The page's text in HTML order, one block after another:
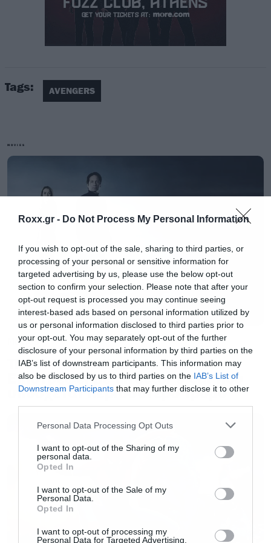
Roxx.gr - Do Not Process My Personal Information
If you wish to opt-out of the sale, sharing to third parties, or
processing of your personal or sensitive information for
targeted advertising by us, please use the below opt-out
section to confirm your selection. Please note that after your
opt-out request is processed you may continue seeing
interest-based ads based on personal information utilized by
us or personal information disclosed to third parties prior to
your opt-out. You may separately opt-out of the further
disclosure of your personal information by third parties on the
IAB’s list of downstream participants. This information may
also be disclosed by us to third parties on the IAB’s List of
Downstream Participants that may further disclose it to other
Please note that this website/app uses one or more Google
not limited to your visit or usage behaviour. You may click to
grant or deny consent to Google and its third-party tags to
use your data for below specified purposes in below Google
consent section.
Personal Data Processing Opt Outs
I want to opt-out of the Sharing of my
personal data.
Opted In
I want to opt-out of the Sale of my
Personal Data.
Opted In
I want to opt-out of processing my
Personal Data for Targeted Advertising.
«Μέσα στα πρώτα πέντε λεπτά του Infinity War,
o κόσμος θα καταλάβει το γιατί ο Thanos είναι ο
μεγαλύτερος και χειρότερος εχθρός στην ιστορία
μας σύμπαντος»δήλωσε ο Kevin Fiege.
«Κάνουμε μικρά teaser για τον Thanos από την
πρώτη ταινία των Avengers. Στο τέλος εκείνης
της ταινίας γυρίζει την καρέκλα του και
καταλαβαίνεις ότι κακό έρχεται. Μιλάμε για την
άφιξη του εδώ και χρόνια και όταν υπόσχεσαι
κάτι για πολύ καιρό τότε πρέπει στο τέλος να
παραδίδει κάτι καλό»
κατέληξε ο πρόεδρος των
Να πούμε σε αυτό το σημείο ότι το Infinity War
αποτελεί τη πρώτη από τις δύο ταινίες που
στην ουσία θα βάλουν τέλος στο
κινηματογραφικό σύμπαν της Marvel, όπως το
ξέραμε μέχρι σήμερα. Η δεύτερη, που δεν έχει
Tags: AVENGERS
MOVIES
Movies
The X-Files: I Want to Believe –
Επιστρέφει με director’s cut που
υπόσχεται περισσότερο τρόμο